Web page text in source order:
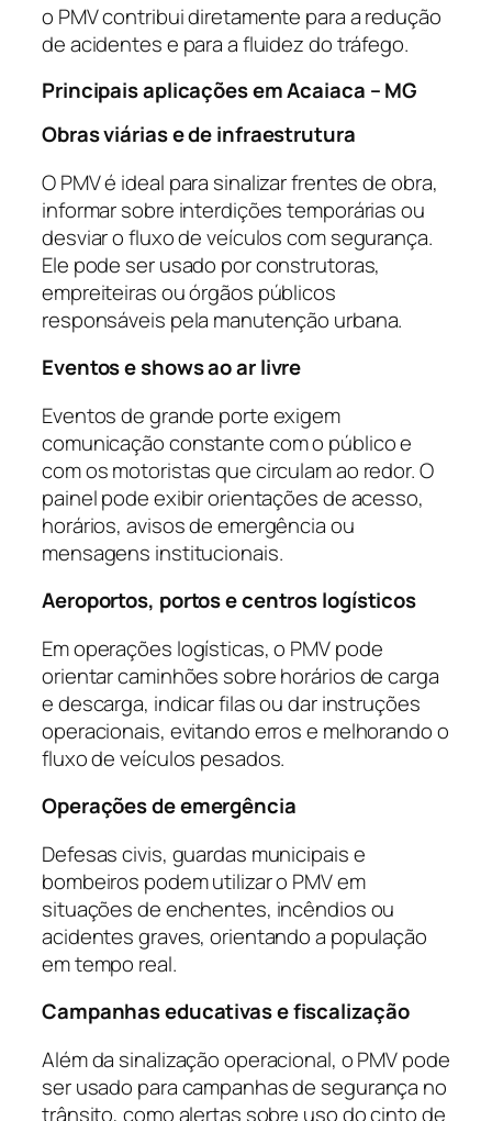
o PMV contribui diretamente para a redução
de acidentes e para a fluidez do tráfego.
Principais aplicações em Acaiaca – MG
Obras viárias e de infraestrutura
O PMV é ideal para sinalizar frentes de obra,
informar sobre interdições temporárias ou
desviar o fluxo de veículos com segurança.
Ele pode ser usado por construtoras,
empreiteiras ou órgãos públicos
responsáveis pela manutenção urbana.
Eventos e shows ao ar livre
Eventos de grande porte exigem
comunicação constante com o público e
com os motoristas que circulam ao redor. O
painel pode exibir orientações de acesso,
horários, avisos de emergência ou
mensagens institucionais.
Aeroportos, portos e centros logísticos
Em operações logísticas, o PMV pode
orientar caminhões sobre horários de carga
e descarga, indicar filas ou dar instruções
operacionais, evitando erros e melhorando o
fluxo de veículos pesados.
Operações de emergência
Defesas civis, guardas municipais e
bombeiros podem utilizar o PMV em
situações de enchentes, incêndios ou
acidentes graves, orientando a população
em tempo real.
Campanhas educativas e fiscalização
Além da sinalização operacional, o PMV pode
ser usado para campanhas de segurança no
trânsito, como alertas sobre uso do cinto de